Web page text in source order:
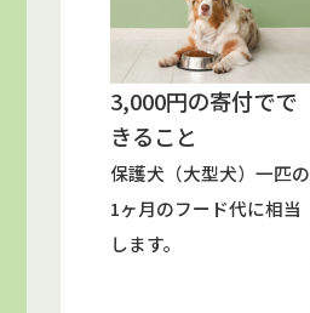
3,000円の寄付でで
きること
保護犬（大型犬）一匹の
1ヶ月のフード代に相当
します。